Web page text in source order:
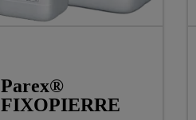
Parex®
FIXOPIERRE